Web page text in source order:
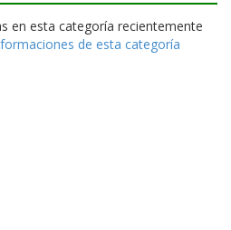
en esta categoría recientemente
de esta categoría